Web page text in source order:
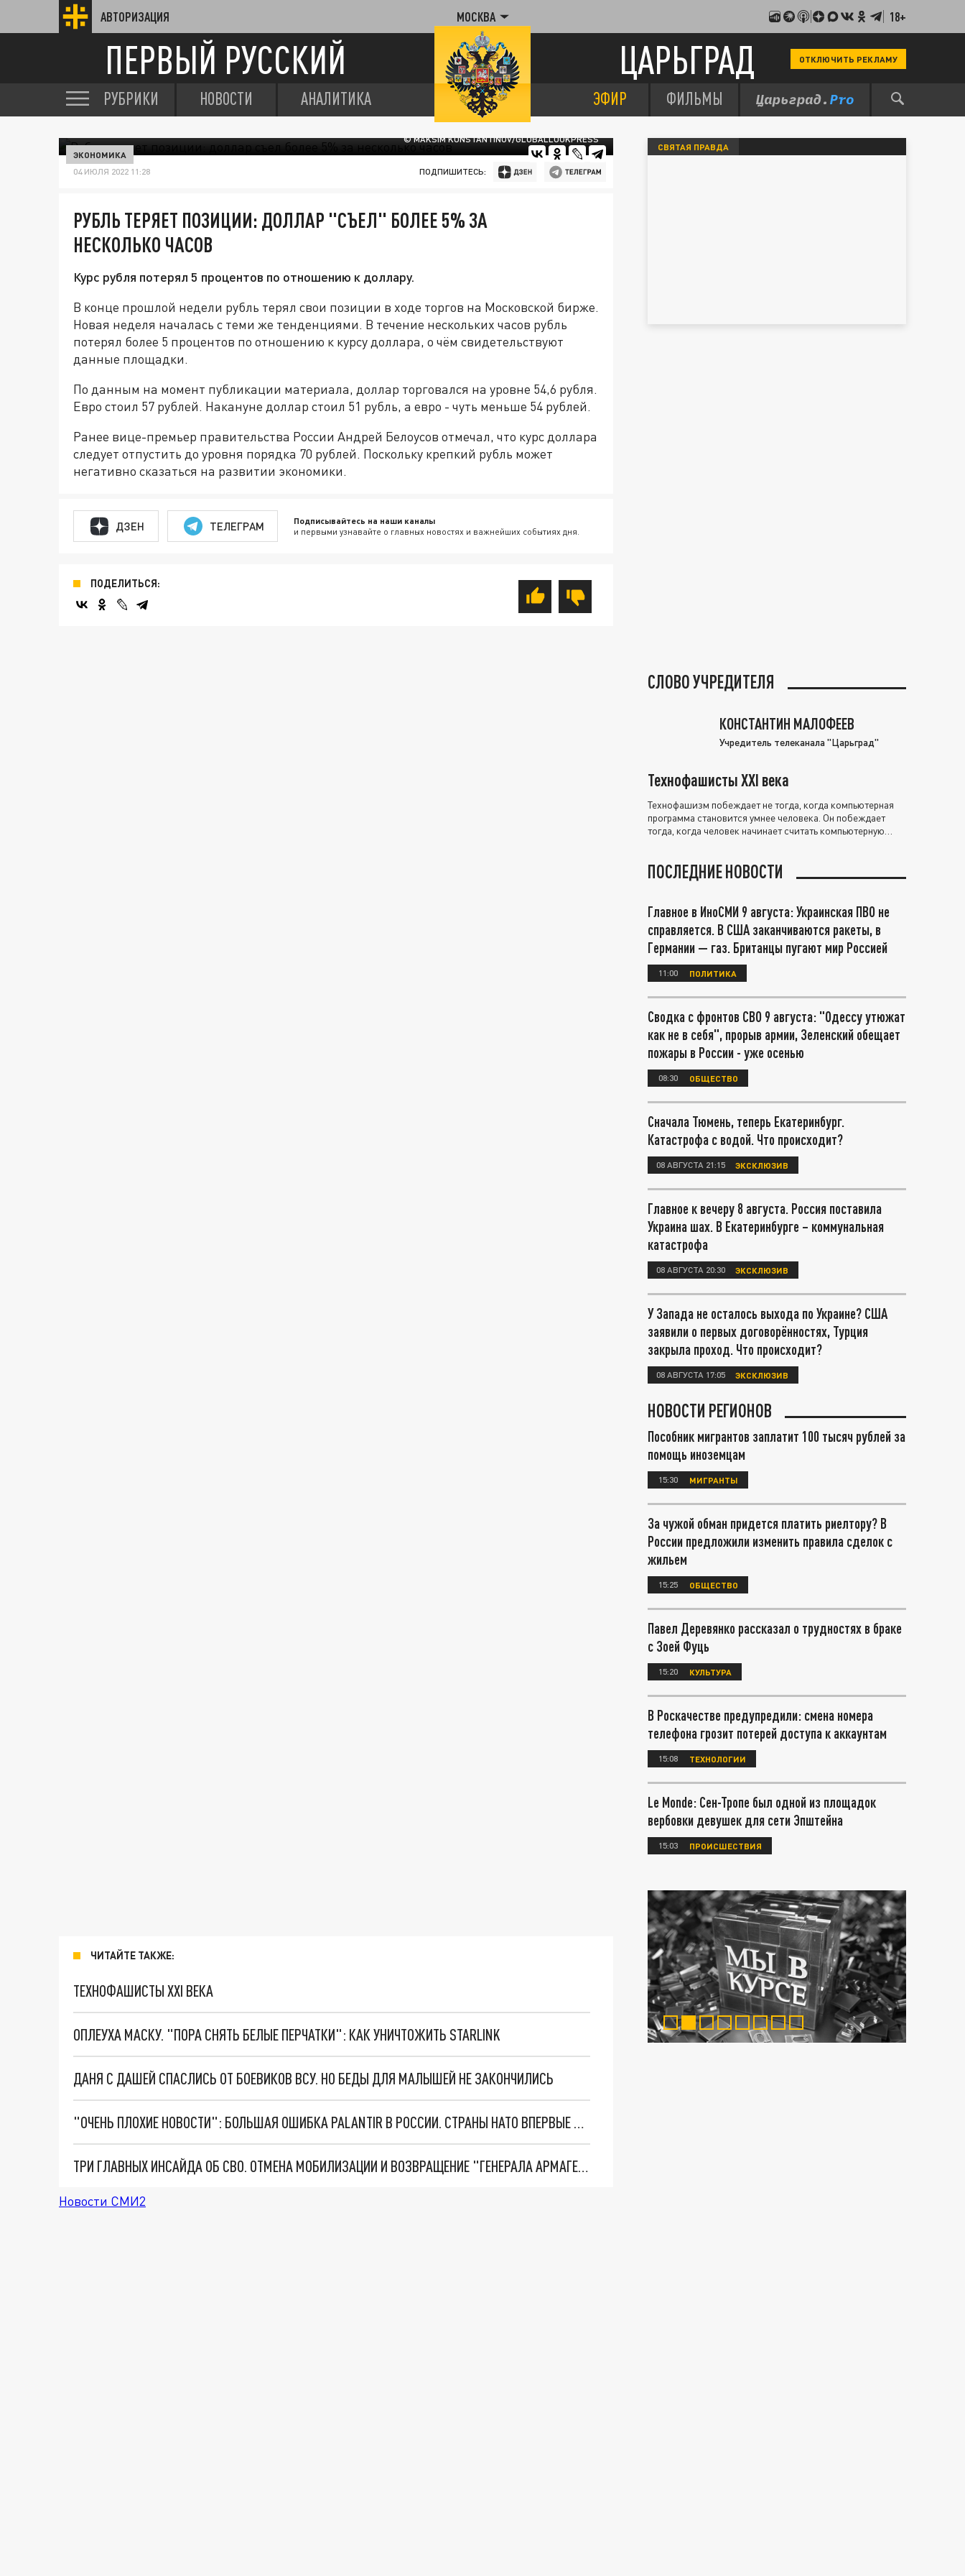
АВТОРИЗАЦИЯ МОСКВА 18+
ПЕРВЫЙ РУССКИЙ ЦАРЬГРАД ОТКЛЮЧИТЬ РЕКЛАМУ
РУБРИКИ НОВОСТИ АНАЛИТИКА ЭФИР ФИЛЬМЫ
© MAKSIM KONSTANTINOV/GLOBALLOOKPRESS
ЭКОНОМИКА
04 ИЮЛЯ 2022 11:28 ПОДПИШИТЕСЬ:
РУБЛЬ ТЕРЯЕТ ПОЗИЦИИ: ДОЛЛАР "СЪЕЛ" БОЛЕЕ 5% ЗА
НЕСКОЛЬКО ЧАСОВ
Курс рубля потерял 5 процентов по отношению к доллару.
В конце прошлой недели рубль терял свои позиции в ходе торгов на Московской бирже.
Новая неделя началась с теми же тенденциями. В течение нескольких часов рубль
потерял более 5 процентов по отношению к курсу доллара, о чём свидетельствуют
данные площадки.
По данным на момент публикации материала, доллар торговался на уровне 54,6 рубля.
Евро стоил 57 рублей. Накануне доллар стоил 51 рубль, а евро - чуть меньше 54 рублей.
Ранее вице-премьер правительства России Андрей Белоусов отмечал, что курс доллара
следует отпустить до уровня порядка 70 рублей. Поскольку крепкий рубль может
негативно сказаться на развитии экономики.
ДЗЕН ТЕЛЕГРАМ Подписывайтесь на наши каналы
и первыми узнавайте о главных новостях и важнейших событиях дня.
ПОДЕЛИТЬСЯ:
ЧИТАЙТЕ ТАКЖЕ:
ТЕХНОФАШИСТЫ XXI ВЕКА
ОПЛЕУХА МАСКУ. "ПОРА СНЯТЬ БЕЛЫЕ ПЕРЧАТКИ": КАК УНИЧТОЖИТЬ STARLINK
ДАНЯ С ДАШЕЙ СПАСЛИСЬ ОТ БОЕВИКОВ ВСУ. НО БЕДЫ ДЛЯ МАЛЫШЕЙ НЕ ЗАКОНЧИЛИСЬ
"ОЧЕНЬ ПЛОХИЕ НОВОСТИ": БОЛЬШАЯ ОШИБКА PALANTIR В РОССИИ. СТРАНЫ НАТО ВПЕРВЫЕ ЗА СВО ОСТАНОВИЛИ ПОСТАВКИ ОРУЖИЯ. ВСУ ТЕРЯЮТ ПРИГРАНИЧЬЕ?
ТРИ ГЛАВНЫХ ИНСАЙДА ОБ СВО. ОТМЕНА МОБИЛИЗАЦИИ И ВОЗВРАЩЕНИЕ "ГЕНЕРАЛА АРМАГЕДДОНА"? ОТЛИЧНЫЕ НОВОСТИ, КОТОРЫЕ ЖДАЛИ ВСЕ
Новости СМИ2
СВЯТАЯ ПРАВДА
СЛОВО УЧРЕДИТЕЛЯ
КОНСТАНТИН МАЛОФЕЕВ
Учредитель телеканала "Царьград"
Технофашисты XXI века
Технофашизм побеждает не тогда, когда компьютерная
программа становится умнее человека. Он побеждает
тогда, когда человек начинает считать компьютерную
ПОСЛЕДНИЕ НОВОСТИ
Главное в ИноСМИ 9 августа: Украинская ПВО не
справляется. В США заканчиваются ракеты, в
Германии — газ. Британцы пугают мир Россией
11:00 ПОЛИТИКА
Сводка с фронтов СВО 9 августа: "Одессу утюжат
как не в себя", прорыв армии, Зеленский обещает
пожары в России - уже осенью
08:30 ОБЩЕСТВО
Сначала Тюмень, теперь Екатеринбург.
Катастрофа с водой. Что происходит?
08 АВГУСТА 21:15 ЭКСКЛЮЗИВ
Главное к вечеру 8 августа. Россия поставила
Украина шах. В Екатеринбурге – коммунальная
катастрофа
08 АВГУСТА 20:30 ЭКСКЛЮЗИВ
У Запада не осталось выхода по Украине? США
заявили о первых договорённостях, Турция
закрыла проход. Что происходит?
08 АВГУСТА 17:05 ЭКСКЛЮЗИВ
НОВОСТИ РЕГИОНОВ
Пособник мигрантов заплатит 100 тысяч рублей за
помощь иноземцам
15:30 МИГРАНТЫ
За чужой обман придется платить риелтору? В
России предложили изменить правила сделок с
жильем
15:25 ОБЩЕСТВО
Павел Деревянко рассказал о трудностях в браке
с Зоей Фуць
15:20 КУЛЬТУРА
В Роскачестве предупредили: смена номера
телефона грозит потерей доступа к аккаунтам
15:08 ТЕХНОЛОГИИ
Le Monde: Сен-Тропе был одной из площадок
вербовки девушек для сети Эпштейна
15:03 ПРОИСШЕСТВИЯ